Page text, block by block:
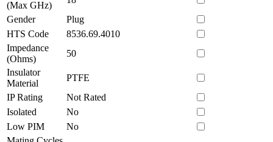
(Max GHz)
Gender
Plug
HTS Code
8536.69.4010
Impedance
(Ohms)
50
Insulator
Material
PTFE
IP Rating
Not Rated
Isolated
No
Low PIM
No